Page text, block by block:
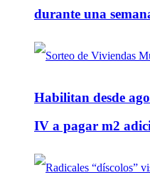
durante una
Habilitan desde
IV a pagar m2